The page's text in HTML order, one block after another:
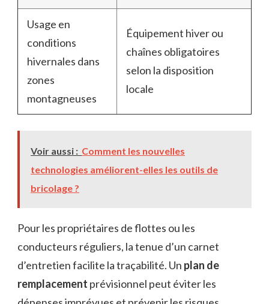
Usage en
conditions
hivernales dans
zones
montagneuses
Équipement hiver ou
chaînes obligatoires
selon la disposition
locale
Voir aussi : Comment les nouvelles
technologies améliorent-elles les outils de
bricolage ?
Pour les propriétaires de flottes ou les
conducteurs réguliers, la tenue d’un carnet
d’entretien facilite la traçabilité. Un plan de
remplacement prévisionnel peut éviter les